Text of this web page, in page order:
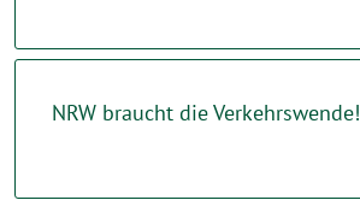
NRW braucht die Verkehrswende!